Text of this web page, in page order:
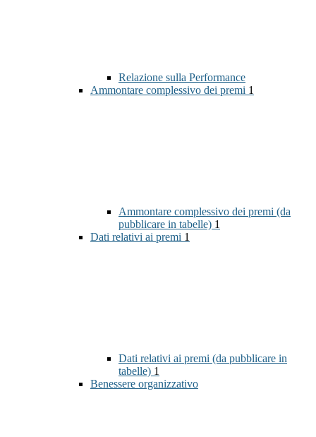
Relazione sulla Performance
Ammontare complessivo dei premi 1
Ammontare complessivo dei premi (da
pubblicare in tabelle) 1
Dati relativi ai premi 1
Dati relativi ai premi (da pubblicare in
tabelle) 1
Benessere organizzativo